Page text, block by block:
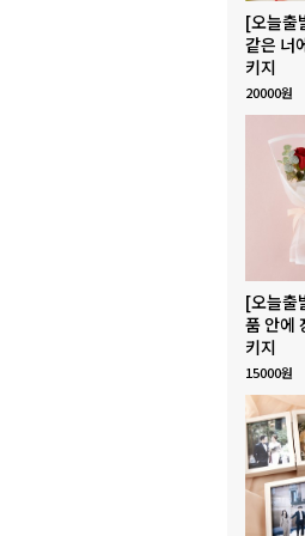
[오늘출
같은 너
키지
20000원
[오늘출
품 안에
키지
15000원